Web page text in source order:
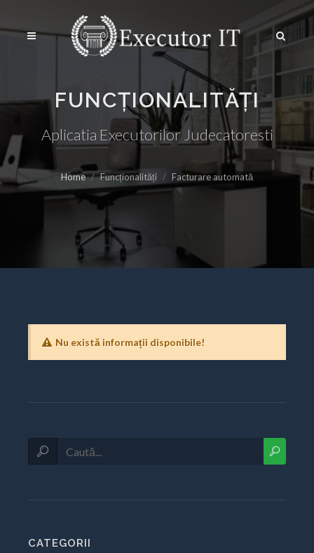
FUNCȚIONALITĂȚI
Aplicatia Executorilor Judecatoresti
Home Funcționalități Facturare automată
Nu există informații disponibile!
CATEGORII